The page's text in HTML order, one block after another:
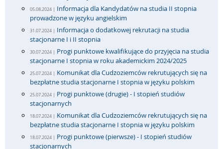
05.08.2024 | Informacja dla Kandydatów na studia II stopnia
prowadzone w języku angielskim
31.07.2024 | Informacja o dodatkowej rekrutacji na studia
stacjonarne I i II stopnia
30.07.2024 | Progi punktowe kwalifikujące do przyjęcia na studia
stacjonarne I stopnia w roku akademickim 2024/2025
25.07.2024 | Komunikat dla Cudzoziemców rekrutujących się na
bezpłatne studia stacjonarne I stopnia w języku polskim
25.07.2024 | Progi punktowe (drugie) - I stopień studiów
stacjonarnych
18.07.2024 | Komunikat dla Cudzoziemców rekrutujących się na
bezpłatne studia stacjonarne I stopnia w języku polskim
18.07.2024 | Progi punktowe (pierwsze) - I stopień studiów
stacjonarnych